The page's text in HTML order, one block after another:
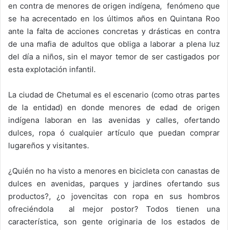
en contra de menores de origen indígena, fenómeno que
se ha acrecentado en los últimos años en Quintana Roo
ante la falta de acciones concretas y drásticas en contra
de una mafia de adultos que obliga a laborar a plena luz
del día a niños, sin el mayor temor de ser castigados por
esta explotación infantil.
La ciudad de Chetumal es el escenario (como otras partes
de la entidad) en donde menores de edad de origen
indígena laboran en las avenidas y calles, ofertando
dulces, ropa ó cualquier artículo que puedan comprar
lugareños y visitantes.
¿Quién no ha visto a menores en bicicleta con canastas de
dulces en avenidas, parques y jardines ofertando sus
productos?, ¿o jovencitas con ropa en sus hombros
ofreciéndola al mejor postor? Todos tienen una
característica, son gente originaria de los estados de